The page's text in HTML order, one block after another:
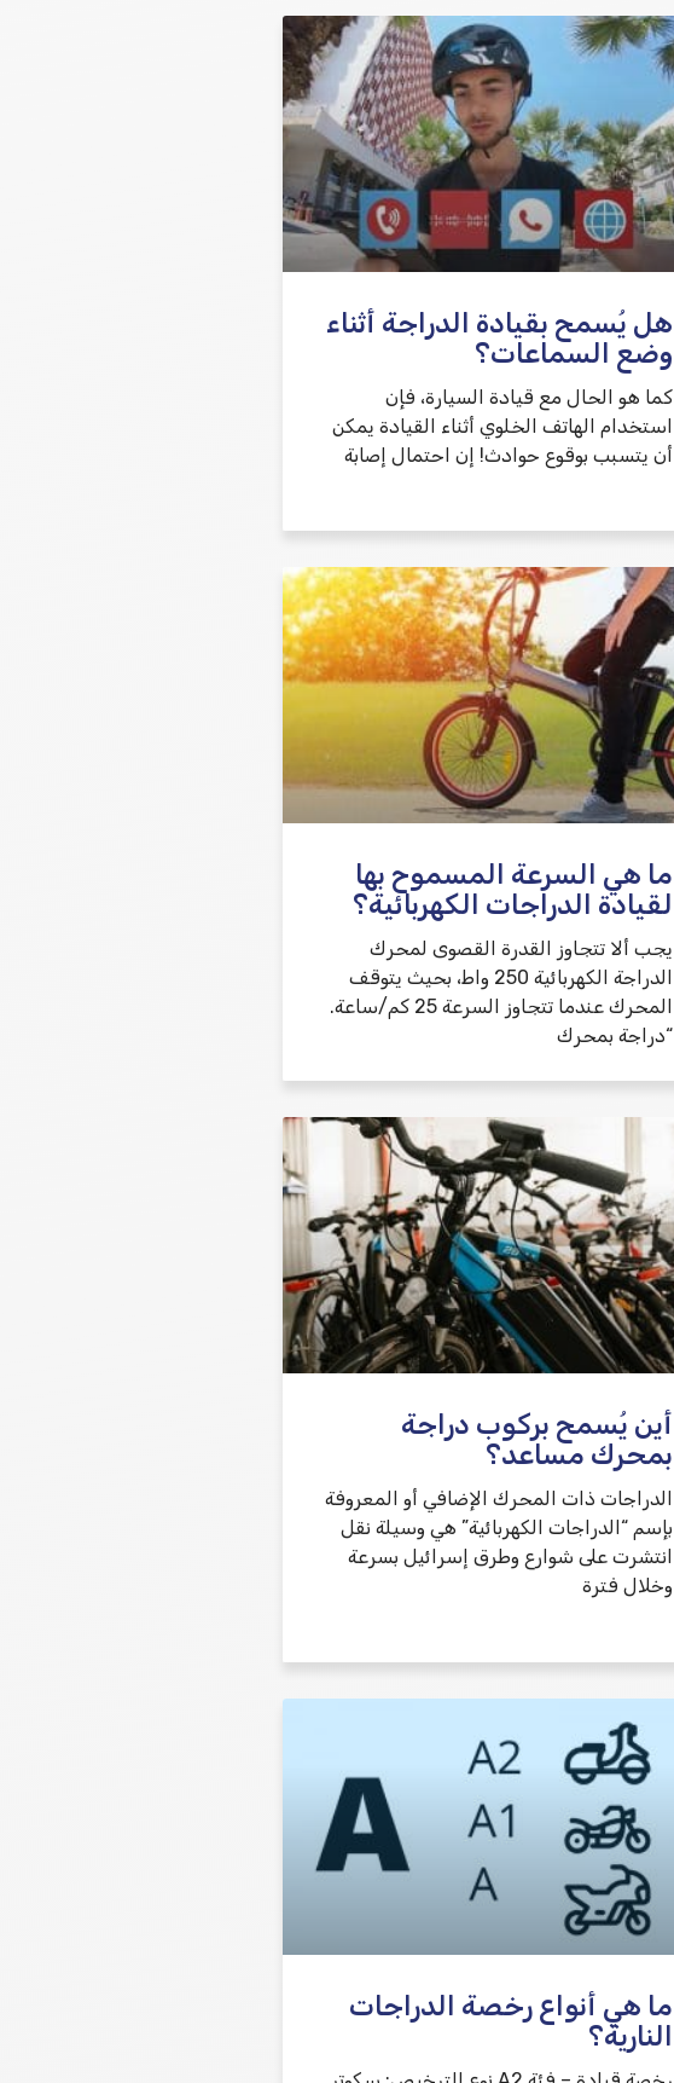
هل يُسمح بقيادة الدراجة أثناء
وضع السماعات؟
كما هو الحال مع قيادة السيارة، فإن
استخدام الهاتف الخلوي أثناء القيادة يمكن
أن يتسبب بوقوع حوادث! إن احتمال إصابة
ما هي السرعة المسموح بها
لقيادة الدراجات الكهربائية؟
يجب ألا تتجاوز القدرة القصوى لمحرك
الدراجة الكهربائية 250 واط، بحيث يتوقف
المحرك عندما تتجاوز السرعة 25 كم/ساعة.
“دراجة بمحرك
أين يُسمح بركوب دراجة
بمحرك مساعد؟
الدراجات ذات المحرك الإضافي أو المعروفة
بإسم “الدراجات الكهربائية” هي وسيلة نقل
انتشرت على شوارع وطرق إسرائيل بسرعة
وخلال فترة
ما هي أنواع رخصة الدراجات
النارية؟